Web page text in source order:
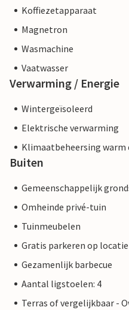
Koffiezetapparaat
Magnetron
Wasmachine
Vaatwasser
Verwarming / Energie
Wintergeïsoleerd
Elektrische verwarming
Klimaatbeheersing warm
Buiten
Gemeenschappelijk
Omheinde privé-tuin
Tuinmeubelen
Gratis parkeren op
Gezamenlijk barbecue
Aantal ligstoelen: 4
Terras of vergelijkbaar -